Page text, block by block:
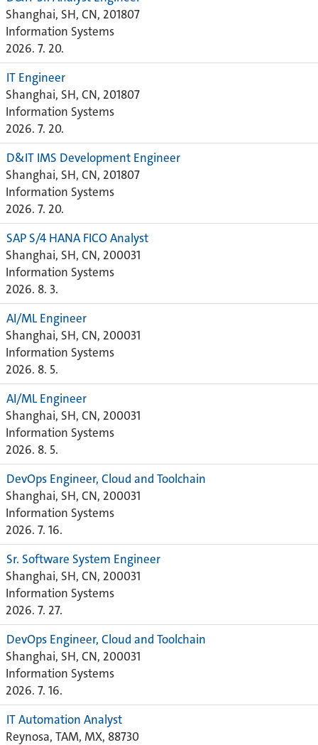
Shanghai, SH, CN, 201807
Information Systems
2026. 7. 20.
IT Engineer
Shanghai, SH, CN, 201807
Information Systems
2026. 7. 20.
D&IT IMS Development Engineer
Shanghai, SH, CN, 201807
Information Systems
2026. 7. 20.
SAP S/4 HANA FICO Analyst
Shanghai, SH, CN, 200031
Information Systems
2026. 8. 3.
AI/ML Engineer
Shanghai, SH, CN, 200031
Information Systems
2026. 8. 5.
AI/ML Engineer
Shanghai, SH, CN, 200031
Information Systems
2026. 8. 5.
DevOps Engineer, Cloud and Toolchain
Shanghai, SH, CN, 200031
Information Systems
2026. 7. 16.
Sr. Software System Engineer
Shanghai, SH, CN, 200031
Information Systems
2026. 7. 27.
DevOps Engineer, Cloud and Toolchain
Shanghai, SH, CN, 200031
Information Systems
2026. 7. 16.
IT Automation Analyst
Reynosa, TAM, MX, 88730